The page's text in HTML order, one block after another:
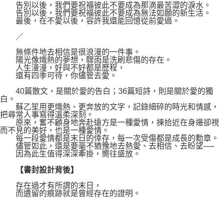
告別以後，我們要祝福彼此不要成為那滴最苦澀的淚水。
告別以後，我們要祝福彼此不要成為無法如願的新生活。
最後，在不愛以後，容許我還能回憶從前愛過。
／
無條件地去相信是很浪漫的一件事。
陽光像熾熱的夢想，驟雨是洗刷悲傷的存在。
人生漫漫，好與不好都是歷程，
還有四季可待，你儘管去愛。
40篇散文，是關於愛的告白；36篇短詩，則是關於愛的獨
白。
蘇乙笙用更熾熱、更奔放的文字，記錄細碎的時光和情感，
把尋常人事寫得溫柔深刻。
原來，奮不顧身地奔赴遠方是一種愛情，揀拾近在身邊卻視
而不見的美好，也是一種愛情。
每一段愛情都是末日的倖存，每一次受傷都是成長的勳章。
儘管如此，還是要毫不猶豫地去熱愛、去相信、去盼望──
因為此生值得深深牽掛，嚮往盛放。
【書封設計背後】
存在過才有所謂的末日，
而遺留的痕跡就是曾經存在的證明。